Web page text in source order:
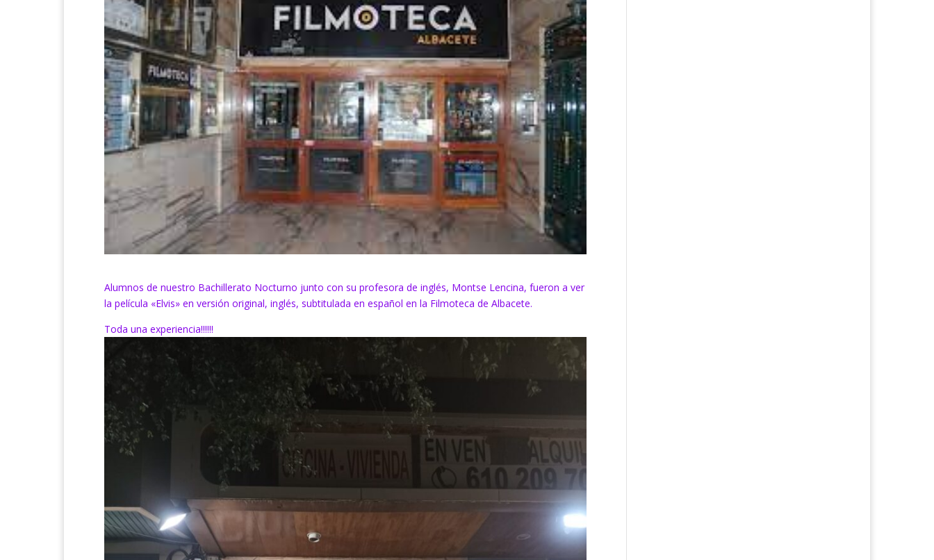
Alumnos de nuestro Bachillerato Nocturno junto con su profesora de inglés, Montse Lencina, fueron a ver
la película «Elvis» en versión original, inglés, subtitulada en español en la Filmoteca de Albacete.
Toda una experiencia!!!!!!